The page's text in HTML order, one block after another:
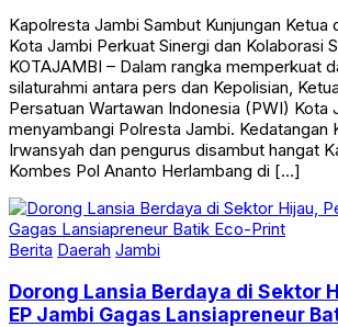
Kapolresta Jambi Sambut Kunjungan Ketua
Kota Jambi Perkuat Sinergi dan Kolaborasi
KOTAJAMBI – Dalam rangka memperkuat
silaturahmi antara pers dan Kepolisian,
Persatuan Wartawan Indonesia (PWI) Kota
menyambangi Polresta Jambi. Kedatangan
Irwansyah dan pengurus disambut hangat
Kombes Pol Ananto Herlambang di […]
Berita Daerah Jambi
Dorong Lansia Berdaya di Sektor
EP Jambi Gagas Lansiapreneur